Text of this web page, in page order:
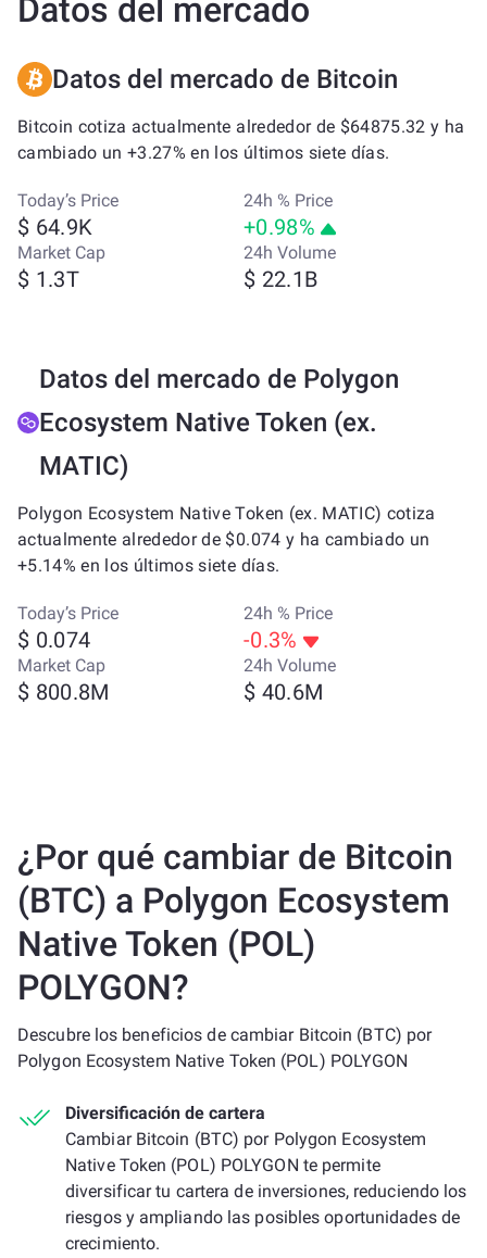
Datos del mercado
Datos del mercado de Bitcoin
Bitcoin cotiza actualmente alrededor de $64875.32 y ha
cambiado un +3.27% en los últimos siete días.
Today’s Price
$ 64.9K
24h % Price
+0.98%
Market Cap
$ 1.3T
24h Volume
$ 22.1B
Datos del mercado de Polygon
Ecosystem Native Token (ex.
MATIC)
Polygon Ecosystem Native Token (ex. MATIC) cotiza
actualmente alrededor de $0.074 y ha cambiado un
+5.14% en los últimos siete días.
Today’s Price
$ 0.074
24h % Price
-0.3%
Market Cap
$ 800.8M
24h Volume
$ 40.6M
¿Por qué cambiar de Bitcoin
(BTC) a Polygon Ecosystem
Native Token (POL)
POLYGON?
Descubre los beneficios de cambiar Bitcoin (BTC) por
Polygon Ecosystem Native Token (POL) POLYGON
Diversificación de cartera
Cambiar Bitcoin (BTC) por Polygon Ecosystem
Native Token (POL) POLYGON te permite
diversificar tu cartera de inversiones, reduciendo los
riesgos y ampliando las posibles oportunidades de
crecimiento.